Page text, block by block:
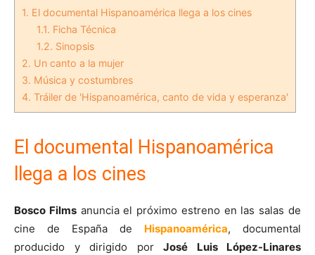
1. El documental Hispanoamérica llega a los cines
1.1. Ficha Técnica
1.2. Sinopsis
2. Un canto a la mujer
3. Música y costumbres
4. Tráiler de 'Hispanoamérica, canto de vida y esperanza'
El documental Hispanoamérica
llega a los cines
Bosco Filmsanuncia el próximo estreno en las salas de
cine de España de Hispanoamérica, documental
producido y dirigido por José Luis López-Linares